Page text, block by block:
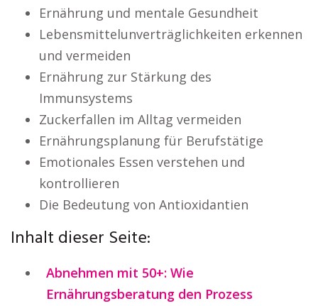
Ernährung und mentale Gesundheit
Lebensmittelunverträglichkeiten erkennen
und vermeiden
Ernährung zur Stärkung des
Immunsystems
Zuckerfallen im Alltag vermeiden
Ernährungsplanung für Berufstätige
Emotionales Essen verstehen und
kontrollieren
Die Bedeutung von Antioxidantien
Inhalt dieser Seite:
Abnehmen mit 50+: Wie
Ernährungsberatung den Prozess